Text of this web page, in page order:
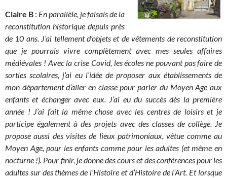
Claire B : En parallèle, je faisais de la
reconstitution historique depuis près
de 10 ans. J’ai tellement d’objets et de vêtements de reconstitution
que je pourrais vivre complètement avec mes seules affaires
médiévales ! Avec la crise Covid, les écoles ne pouvant pas faire de
sorties scolaires, j’ai eu l’idée de proposer aux établissements de
mon département d’aller en classe pour parler du Moyen Age aux
enfants et échanger avec eux. J’ai eu du succès dès la première
année ! J’ai fait la même chose avec les centres de loisirs et je
participe également à des projets avec des classes de collège. Je
propose aussi des visites de lieux patrimoniaux, vêtue comme au
Moyen Age, pour les enfants comme pour les adultes (et même en
nocturne !). Pour finir, je donne des cours et des conférences pour les
adultes sur des thèmes de l’Histoire et d’Histoire de l’Art. Et lorsque